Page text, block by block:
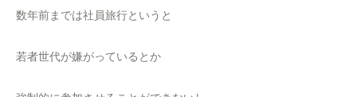
数年前までは社員旅行というと
若者世代が嫌がっているとか